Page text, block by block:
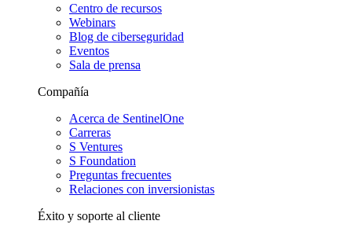
Centro de recursos
Webinars
Blog de ciberseguridad
Eventos
Sala de prensa
Compañía
Acerca de SentinelOne
Carreras
S Ventures
S Foundation
Preguntas frecuentes
Relaciones con inversionistas
Éxito y soporte al cliente